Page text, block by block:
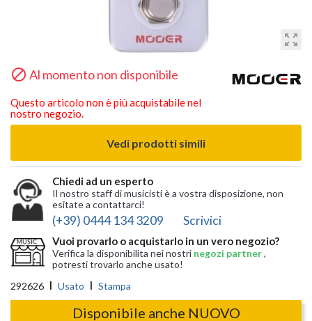
zoom_out_map
 Al momento non disponibile
Questo articolo non è più acquistabile nel
nostro negozio.
Vedi prodotti simili
Chiedi ad un esperto
Il nostro staff di musicisti è a vostra disposizione, non
esitate a contattarci!
(+39) 0444 134 3209 Scrivici
Vuoi provarlo o acquistarlo in un vero negozio?
Verifica la disponibilita nei nostri negozi partner,
potresti trovarlo anche usato!
292626
Usato Stampa
Disponibile anche NUOVO